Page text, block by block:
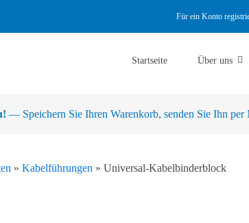
Für ein Konto
Startseite Über uns
— Speichern Sie Ihren Warenkorb, senden Sie Ihn
» Kabelführungen » Universal-Kabelbinderblock